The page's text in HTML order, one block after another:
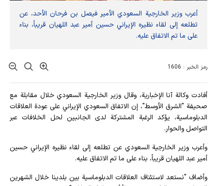
أعرب وزير الخارجية السعودي الأمير فيصل بن فرحان الأحد، عن
تطلعه إلى لقاء نظيره الإيراني حسين أمير عبد اللهيان قريباً، بناء
على ما تم الاتفاق عليه.
رمز الخبر : 1606
أفادت وکالة آنا الإخباریة، وقال وزير الخارجية السعودي خلال مقابلة مع
صحيفة "الشرق الأوسط"، إن الاتفاق السعودي الإيراني على عودة العلاقات
الدبلوماسية، يؤكد الرغبة المشتركة لدى الجانبين لحل الخلافات عبر
التواصل والحوار.
وأعرب وزير الخارجية السعودي عن تطلعه إلى لقاء نظيره الإيراني حسين
أمير عبد اللهيان قريباً، بناء على ما تم الاتفاق عليه.
وأضاف "نستعد لاستئناف العلاقات الدبلوماسية بين بلدينا خلال الشهرين